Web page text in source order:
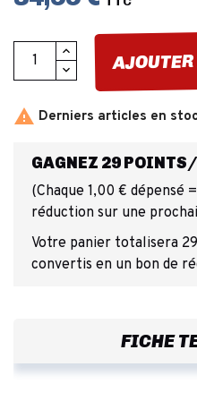
 Derniers articles en
GAGNEZ 29
(Chaque 1,00 € dépensé
réduction sur une
Votre panier totalisera
convertis en un bon de
FICHE